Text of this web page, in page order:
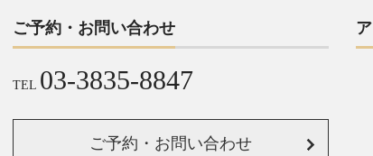
ご予約・お問い合わせ
TEL 03-3835-8847
ご予約・お問い合わせ